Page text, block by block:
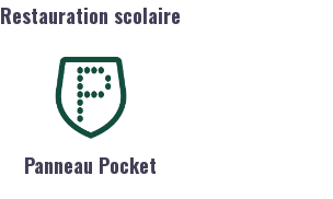
Restauration scolaire
Panneau Pocket